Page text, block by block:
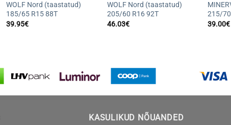
WOLF Nord (taastatud)
185/65 R15 88T
39.95€
WOLF Nord (taastatud)
205/60 R16 92T
46.03€
215/70
39.00€
KASULIKUD NÕUANDED